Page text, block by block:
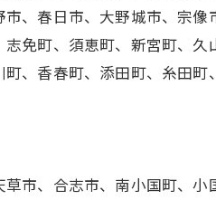
、春日市、大野城市、宗像
免町、須恵町、新宮町、久
、香春町、添田町、糸田町
市、合志市、南小国町、小